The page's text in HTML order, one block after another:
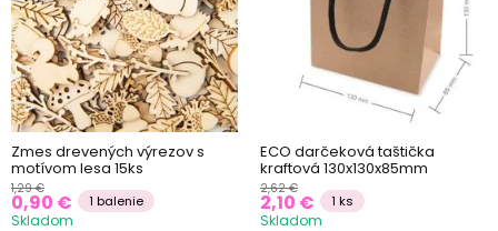
Zmes drevených výrezov s
motívom lesa 15ks
1,29 €
0,90 € 1 balenie
Skladom
ECO darčeková taštička
kraftová 130x130x85mm
2,62 €
2,10 € 1 ks
Skladom